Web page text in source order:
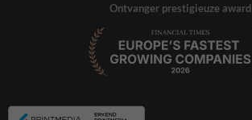
Ontvanger prestigieuze award